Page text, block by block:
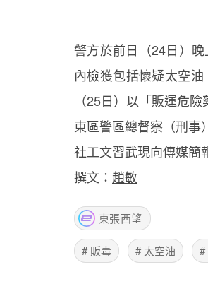
警方於前日（24日）
內檢獲包括懷疑太空
（25日）以「販運危
東區警區總督察（刑事
社工文習武現向傳媒簡
撰文： 趙敏
東張西望
# 販毒 # 太空油 #